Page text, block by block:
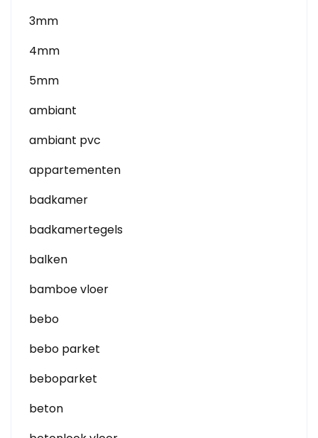
3mm
4mm
5mm
ambiant
ambiant pvc
appartementen
badkamer
badkamertegels
balken
bamboe vloer
bebo
bebo parket
beboparket
beton